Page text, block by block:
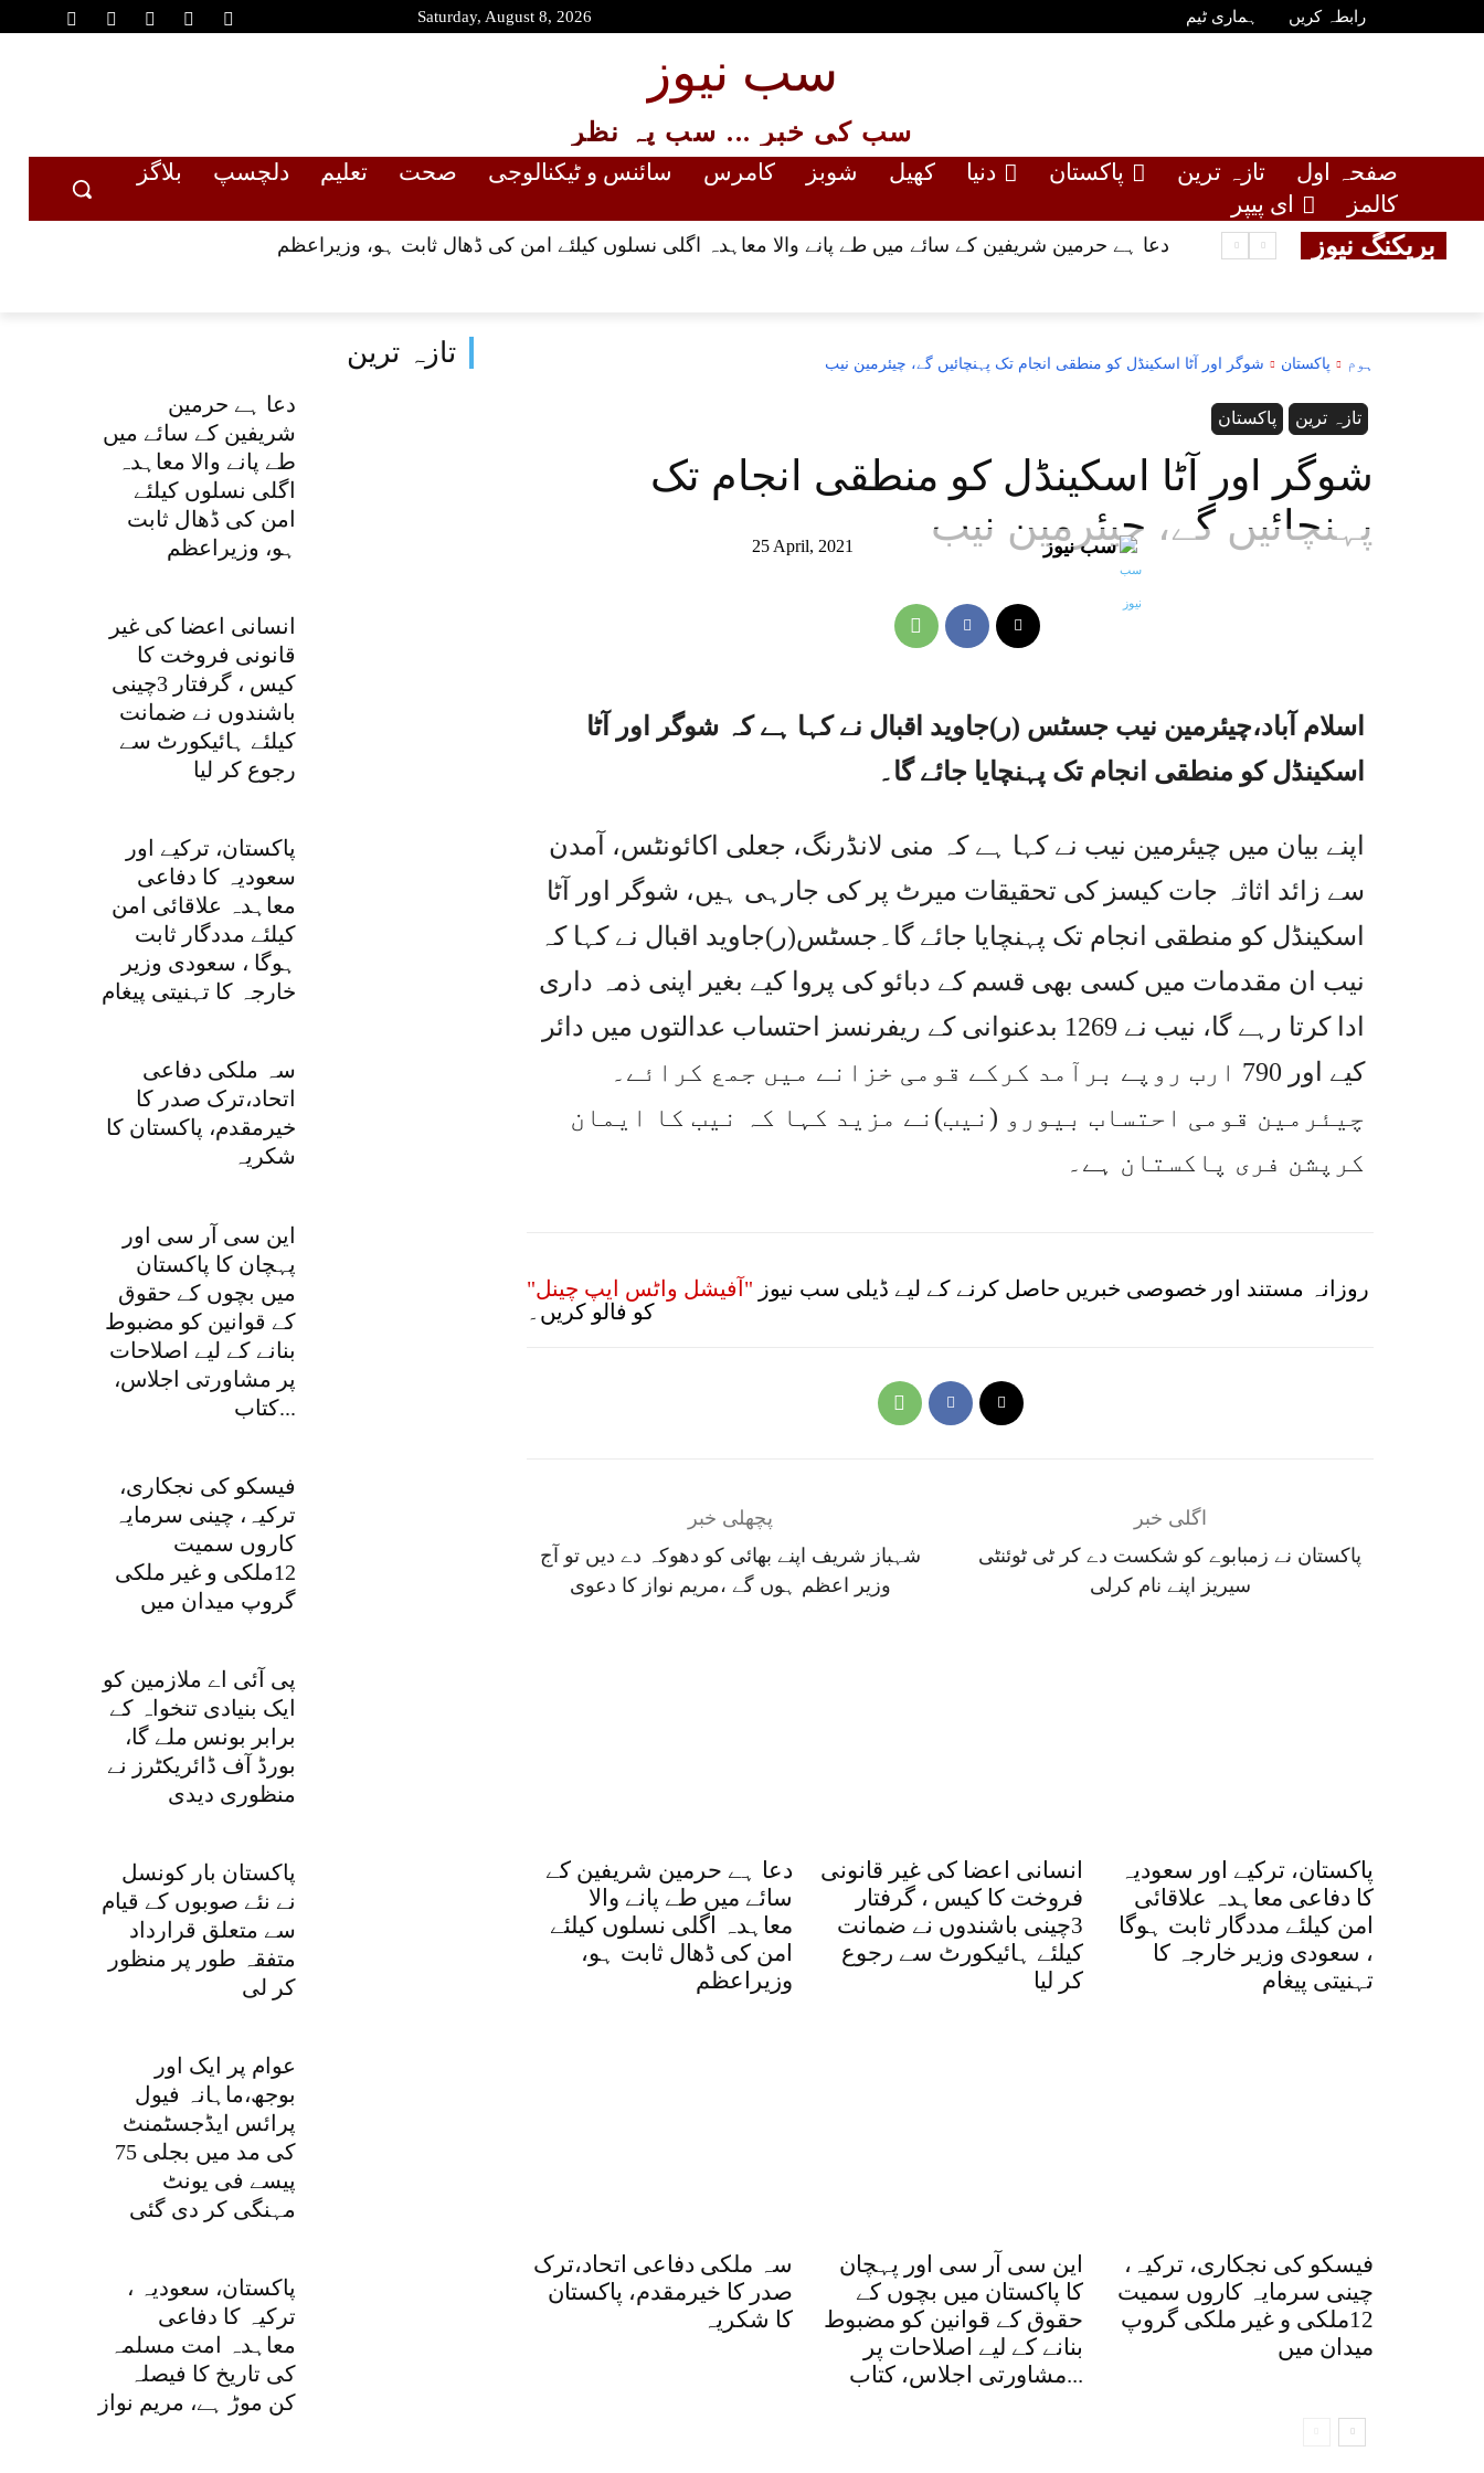
Saturday, August 8, 2026 رابطہ کریں ہماری ٹیم
سب نیوز
سب کی خبر ... سب پہ نظر
صفحہ اول تازہ ترین پاکستان دنیا کھیل شوبز کامرس سائنس و ٹیکنالوجی صحت تعلیم دلچسپ
بلاگز
کالمز
ای پیپر
بریکنگ نیوز دعا ہے حرمین شریفین کے سائے میں طے پانے والا معاہدہ اگلی نسلوں کیلئے امن کی ڈھال ثابت ہو، وزیراعظم
تازہ ترین
دعا ہے حرمین
شریفین کے سائے میں
طے پانے والا معاہدہ
اگلی نسلوں کیلئے
امن کی ڈھال ثابت
ہو، وزیراعظم
انسانی اعضا کی غیر
قانونی فروخت کا
کیس ، گرفتار 3چینی
باشندوں نے ضمانت
کیلئے ہائیکورٹ سے
رجوع کر لیا
پاکستان، ترکیے اور
سعودیہ کا دفاعی
معاہدہ علاقائی امن
کیلئے مددگار ثابت
ہوگا ، سعودی وزیر
خارجہ کا تہنیتی پیغام
سہ ملکی دفاعی
اتحاد،ترک صدر کا
خیرمقدم، پاکستان کا
شکریہ
این سی آر سی اور
پہچان کا پاکستان
میں بچوں کے حقوق
کے قوانین کو مضبوط
بنانے کے لیے اصلاحات
پر مشاورتی اجلاس،
کتاب...
فیسکو کی نجکاری،
ترکیہ، چینی سرمایہ
کاروں سمیت
12ملکی و غیر ملکی
گروپ میدان میں
پی آئی اے ملازمین کو
ایک بنیادی تنخواہ کے
برابر بونس ملے گا،
بورڈ آف ڈائریکٹرز نے
منظوری دیدی
پاکستان بار کونسل
نے نئے صوبوں کے قیام
سے متعلق قرارداد
متفقہ طور پر منظور
کر لی
عوام پر ایک اور
بوجھ،ماہانہ فیول
پرائس ایڈجسٹمنٹ
کی مد میں بجلی 75
پیسے فی یونٹ
مہنگی کر دی گئی
پاکستان، سعودیہ ،
ترکیہ کا دفاعی
معاہدہ امت مسلمہ
کی تاریخ کا فیصلہ
کن موڑ ہے، مریم نواز
ہوم پاکستان شوگر اور آٹا اسکینڈل کو منطقی انجام تک پہنچائیں گے، چیئرمین نیب
پاکستان تازہ ترین
شوگر اور آٹا اسکینڈل کو منطقی انجام تک
پہنچائیں گے، چیئرمین نیب
25 April, 2021 سب نیوز
اسلام آباد،چیئرمین نیب جسٹس (ر)جاوید اقبال نے کہا ہے کہ شوگر اور آٹا
اسکینڈل کو منطقی انجام تک پہنچایا جائے گا۔
اپنے بیان میں چیئرمین نیب نے کہا ہے کہ منی لانڈرنگ، جعلی اکائونٹس، آمدن
سے زائد اثاثہ جات کیسز کی تحقیقات میرٹ پر کی جارہی ہیں، شوگر اور آٹا
اسکینڈل کو منطقی انجام تک پہنچایا جائے گا۔جسٹس(ر)جاوید اقبال نے کہا کہ
نیب ان مقدمات میں کسی بھی قسم کے دبائو کی پروا کیے بغیر اپنی ذمہ داری
ادا کرتا رہے گا، نیب نے 1269 بدعنوانی کے ریفرنسز احتساب عدالتوں میں دائر
کیے اور 790 ارب روپے برآمد کرکے قومی خزانے میں جمع کرائے۔
چیئرمین قومی احتساب بیورو (نیب)نے مزید کہا کہ نیب کا ایمان
کرپشن فری پاکستان ہے۔
روزانہ مستند اور خصوصی خبریں حاصل کرنے کے لیے ڈیلی سب نیوز "آفیشل واٹس ایپ چینل"
کو فالو کریں۔
پچھلی خبر
شہباز شریف اپنے بھائی کو دھوکہ دے دیں تو آج
وزیر اعظم ہوں گے ،مریم نواز کا دعوی
اگلی خبر
پاکستان نے زمبابوے کو شکست دے کر ٹی ٹوئنٹی
سیریز اپنے نام کرلی
دعا ہے حرمین شریفین کے
سائے میں طے پانے والا
معاہدہ اگلی نسلوں کیلئے
امن کی ڈھال ثابت ہو،
وزیراعظم
انسانی اعضا کی غیر قانونی
فروخت کا کیس ، گرفتار
3چینی باشندوں نے ضمانت
کیلئے ہائیکورٹ سے رجوع
کر لیا
پاکستان، ترکیے اور سعودیہ
کا دفاعی معاہدہ علاقائی
امن کیلئے مددگار ثابت ہوگا
، سعودی وزیر خارجہ کا
تہنیتی پیغام
سہ ملکی دفاعی اتحاد،ترک
صدر کا خیرمقدم، پاکستان
کا شکریہ
این سی آر سی اور پہچان
کا پاکستان میں بچوں کے
حقوق کے قوانین کو مضبوط
بنانے کے لیے اصلاحات پر
مشاورتی اجلاس، کتاب...
فیسکو کی نجکاری، ترکیہ،
چینی سرمایہ کاروں سمیت
12ملکی و غیر ملکی گروپ
میدان میں